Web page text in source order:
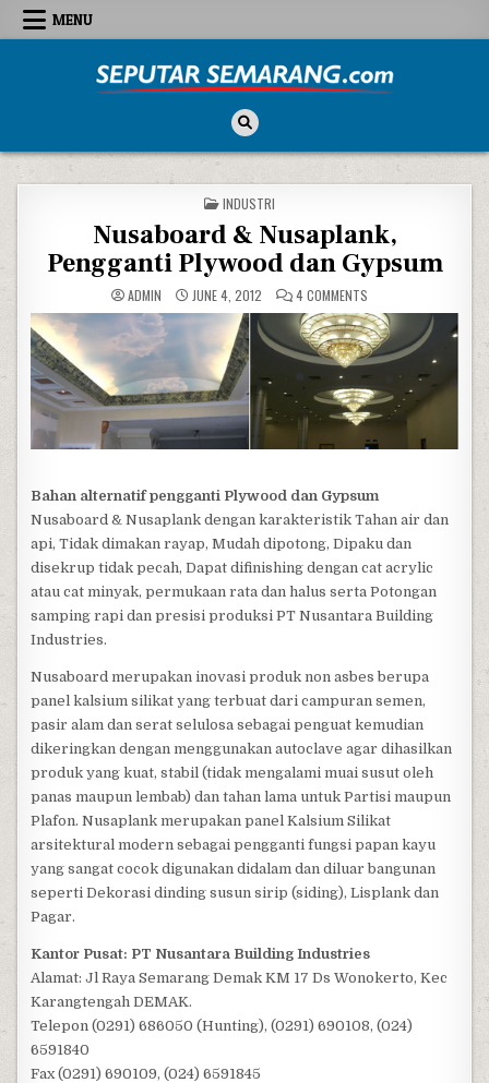
Skip to content
MENU
POSTED IN
INDUSTRI
Nusaboard & Nusaplank,
Pengganti Plywood dan Gypsum
ADMIN JUNE 4, 2012 4 COMMENTSON NUSABOARD &
Bahan alternatif pengganti Plywood dan Gypsum
Nusaboard & Nusaplank dengan karakteristik Tahan air dan
api, Tidak dimakan rayap, Mudah dipotong, Dipaku dan
disekrup tidak pecah, Dapat difinishing dengan cat acrylic
atau cat minyak, permukaan rata dan halus serta Potongan
samping rapi dan presisi produksi PT Nusantara Building
Industries.
Nusaboard merupakan inovasi produk non asbes berupa
panel kalsium silikat yang terbuat dari campuran semen,
pasir alam dan serat selulosa sebagai penguat kemudian
dikeringkan dengan menggunakan autoclave agar dihasilkan
produk yang kuat, stabil (tidak mengalami muai susut oleh
panas maupun lembab) dan tahan lama untuk Partisi maupun
Plafon. Nusaplank merupakan panel Kalsium Silikat
arsitektural modern sebagai pengganti fungsi papan kayu
yang sangat cocok digunakan didalam dan diluar bangunan
seperti Dekorasi dinding susun sirip (siding), Lisplank dan
Pagar.
Kantor Pusat: PT Nusantara Building Industries
Alamat: Jl Raya Semarang Demak KM 17 Ds Wonokerto, Kec
Karangtengah DEMAK.
Telepon (0291) 686050 (Hunting), (0291) 690108, (024)
6591840
Fax (0291) 690109, (024) 6591845